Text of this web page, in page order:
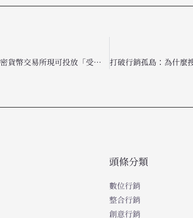
微軟廣告進一步解禁：加密貨幣交易所現可投放「受眾廣告」爭取優質版位
頭條分類
數位行銷
整合行銷
創意行銷